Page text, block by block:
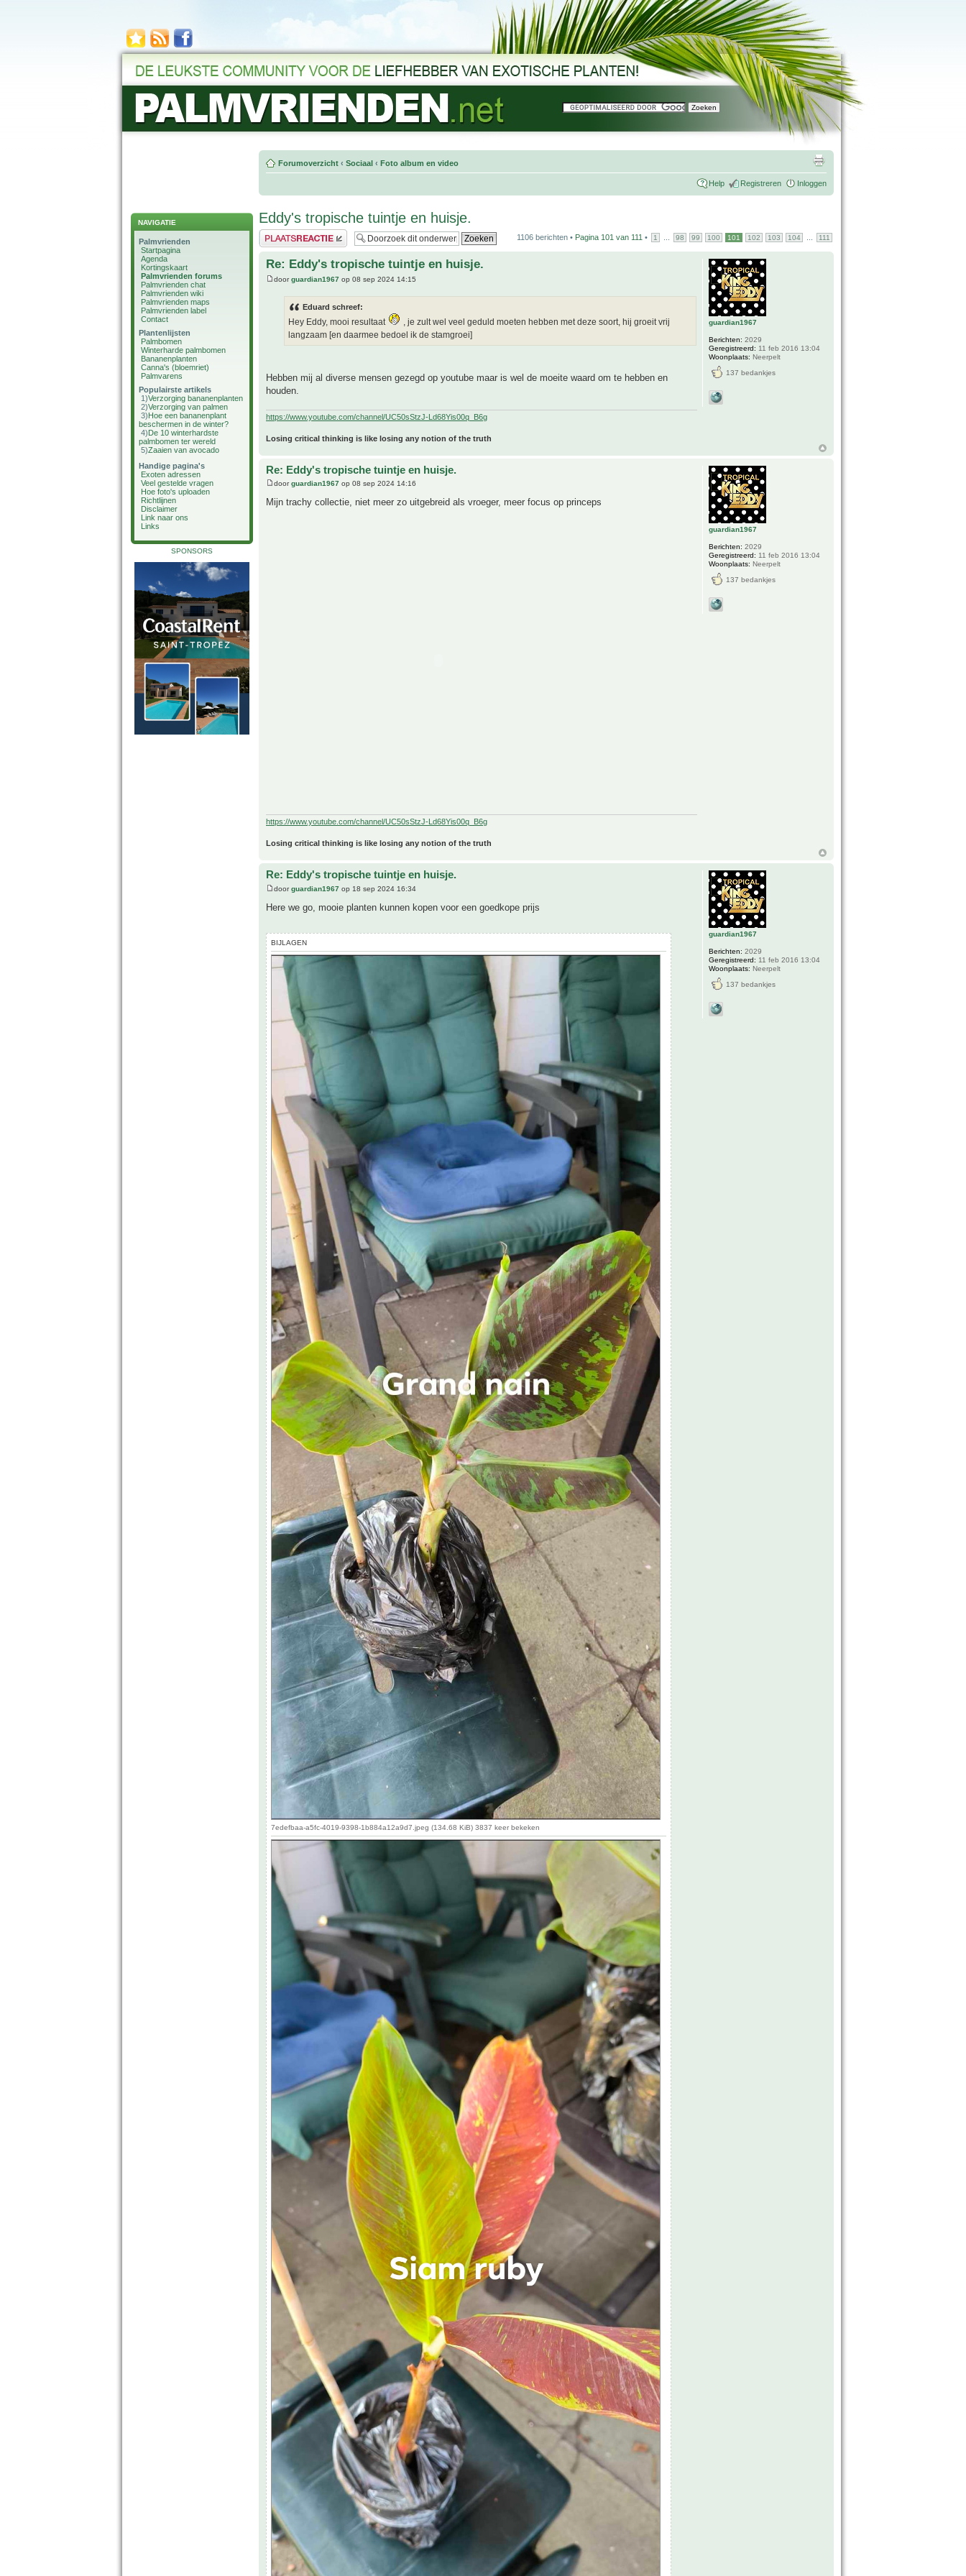
NAVIGATIE
Palmvrienden
Startpagina
Agenda
Kortingskaart
Palmvrienden forums
Palmvrienden chat
Palmvrienden wiki
Palmvrienden maps
Palmvrienden label
Contact
Plantenlijsten
Palmbomen
Winterharde palmbomen
Bananenplanten
Canna's (bloemriet)
Palmvarens
Populairste artikels
1)Verzorging bananenplanten
2)Verzorging van palmen
3)Hoe een bananenplant
beschermen in de winter?
4)De 10 winterhardste
palmbomen ter wereld
5)Zaaien van avocado
Handige pagina's
Exoten adressen
Veel gestelde vragen
Hoe foto's uploaden
Richtlijnen
Disclaimer
Link naar ons
Links
SPONSORS
Forumoverzicht ‹ Sociaal ‹ Foto album en video
Help Registreren Inloggen
Eddy's tropische tuintje en huisje.
Plaats een reactie 1106 berichten • Pagina 101 van 111 • 1 98 99 100 101 102 103 104 111
Re: Eddy's tropische tuintje en huisje.
doorguardian1967 op 08 sep 2024 14:15
Eduard schreef:
Hey Eddy, mooi resultaat
, je zult wel veel geduld moeten hebben met deze soort, hij groeit vrij
langzaam [en daarmee bedoel ik de stamgroei]
Hebben mij al diverse mensen gezegd op youtube maar is wel de moeite waard om te hebben en
houden.
https://www.youtube.com/channel/UC50sStzJ-Ld68Yis00q_B6g
Losing critical thinking is like losing any notion of the truth
guardian1967
Berichten: 2029
Geregistreerd: 11 feb 2016 13:04
Woonplaats: Neerpelt
137 bedankjes
Re: Eddy's tropische tuintje en huisje.
doorguardian1967 op 08 sep 2024 14:16
Mijn trachy collectie, niet meer zo uitgebreid als vroeger, meer focus op princeps
https://www.youtube.com/channel/UC50sStzJ-Ld68Yis00q_B6g
Losing critical thinking is like losing any notion of the truth
guardian1967
Berichten: 2029
Geregistreerd: 11 feb 2016 13:04
Woonplaats: Neerpelt
137 bedankjes
Re: Eddy's tropische tuintje en huisje.
doorguardian1967 op 18 sep 2024 16:34
Here we go, mooie planten kunnen kopen voor een goedkope prijs
BIJLAGEN
7edefbaa-a5fc-4019-9398-1b884a12a9d7.jpeg (134.68 KiB) 3837 keer bekeken
guardian1967
Berichten: 2029
Geregistreerd: 11 feb 2016 13:04
Woonplaats: Neerpelt
137 bedankjes